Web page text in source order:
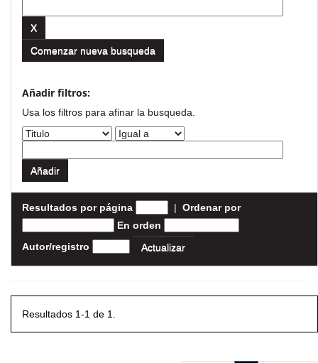
Comenzar nueva busqueda
Añadir filtros:
Usa los filtros para afinar la busqueda.
Resultados por página | Ordenar por
En orden
Autor/registro
Resultados 1-1 de 1.